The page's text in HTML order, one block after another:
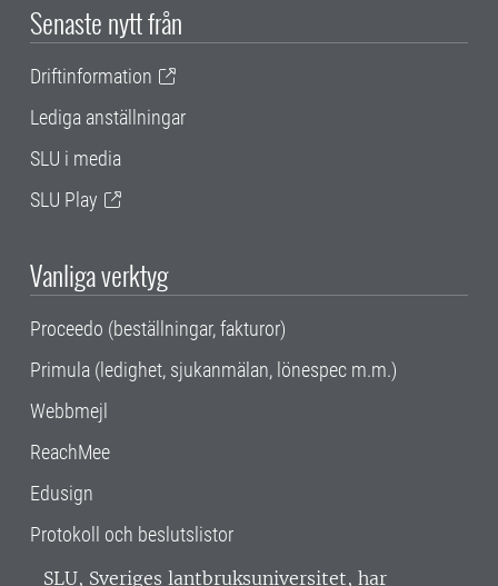
Senaste nytt från
Driftinformation
Lediga anställningar
SLU i media
SLU Play
Vanliga verktyg
Proceedo (beställningar, fakturor)
Primula (ledighet, sjukanmälan, lönespec m.m.)
Webbmejl
ReachMee
Edusign
Protokoll och beslutslistor
SLU, Sveriges lantbruksuniversitet, har